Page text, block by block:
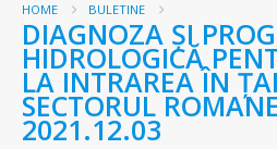
HOME BULETINE
DIAGNOZA ŞI
HIDROLOGICĂ
LA INTRAREA ÎN
SECTORUL
2021.12.03